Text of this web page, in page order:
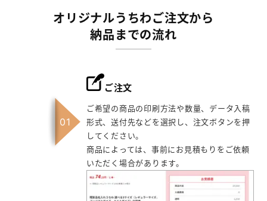
オリジナルうちわご注文から
納品までの流れ
ご注文
ご希望の商品の印刷方法や数量、データ入稿
形式、送付先などを選択し、注文ボタンを押
してください。
商品によっては、事前にお見積もりをご依頼
いただく場合があります。